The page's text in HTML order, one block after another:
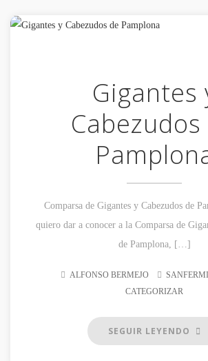
Gigantes
Cabezudos
Comparsa de Gigantes y Cabezudos de
quiero dar a conocer a la Comparsa de
de Pamplona, […]
ALFONSO BERMEJO
CATEGORIZAR
SEGUIR LEYENDO